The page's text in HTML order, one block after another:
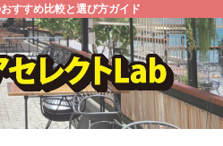
すすめ比較と選び方ガイド